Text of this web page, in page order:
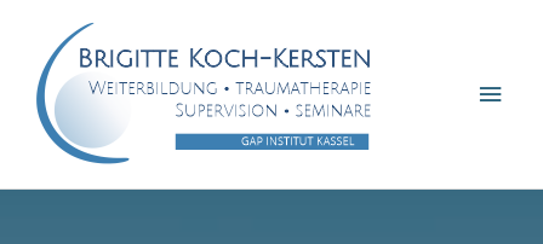
springen